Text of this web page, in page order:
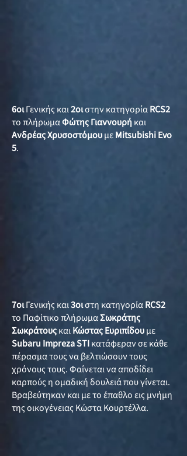
6οιΓενικής και2οιστην κατηγορίαRCS2
το πλήρωμαΦώτης Γιαννουρή και
Ανδρέας ΧρυσοστόμουμεMitsubishi Evo
5.
7οιΓενικής και3οιστη κατηγορίαRCS2
το Παφίτικο πλήρωμαΣωκράτης
ΣωκράτουςκαιΚώστας Ευριπίδουμε
Subaru Impreza STIκατάφεραν σε κάθε
πέρασμα τους να βελτιώσουν τους
χρόνους τους. Φαίνεται να αποδίδει
καρπούς η ομαδική δουλειά που γίνεται.
Βραβεύτηκαν και με το έπαθλο εις μνήμη
της οικογένειας Κώστα Κουρτέλλα.